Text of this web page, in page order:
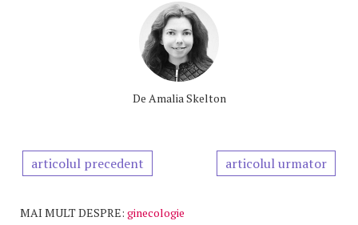
De Amalia Skelton
articolul precedent articolul urmator
MAI MULT DESPRE: ginecologie